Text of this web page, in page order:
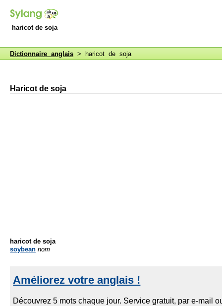
haricot de soja
Dictionnaire anglais > haricot de soja
Haricot de soja
haricot de soja
soybean nom